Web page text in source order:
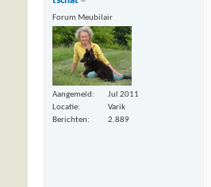
Forum Meubilair
Aangemeld
Jul 2011
Locatie
Varik
Berichten
2.889